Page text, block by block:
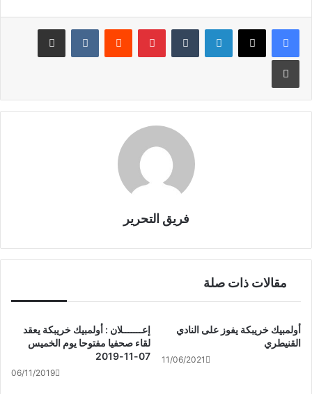
c
e
b
o
o
itt
er
t
لينكدإن بينتيريست مشاركة عبر البريد
طباعة
فريق التحرير
مقالات ذات صلة
إعـــــــلان : أولمبيك خريبكة يعقد
لقاء صحفيا مفتوحا يوم الخميس
07-11-2019
06/11/2019
أولمبيك خريبكة يفوز على النادي
القنيطري
11/06/2021